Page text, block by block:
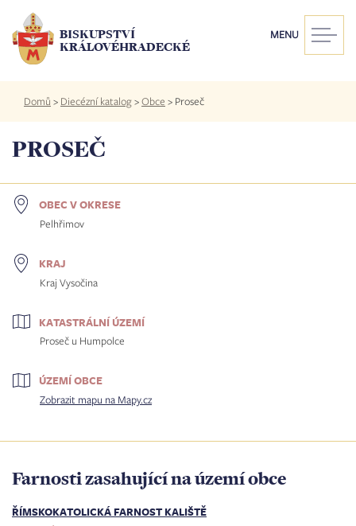
hlavnímu
obsahu
BISKUPSTVÍ
KRÁLOVÉHRADECKÉ
MENU
Drobečková
navigace
Domů > Diecézní katalog>Obce > Proseč
PROSEČ
OBEC V OKRESE
Pelhřimov
KRAJ
Kraj Vysočina
KATASTRÁLNÍ ÚZEMÍ
Proseč u Humpolce
ÚZEMÍ OBCE
Zobrazit mapu na Mapy.cz
Farnosti zasahující na území obce
ŘÍMSKOKATOLICKÁ FARNOST KALIŠTĚ